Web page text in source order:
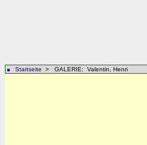
Startseite > GALERIE: Valentin, Henri